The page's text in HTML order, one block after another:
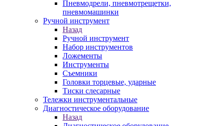
Пневмодрели, пневмотрещетки,
пневмомашинки
Ручной инструмент
Назад
Ручной инструмент
Набор инструментов
Ложементы
Инструменты
Съемники
Головки торцевые, ударные
Тиски слесарные
Тележки инструментальные
Диагностическое оборудование
Назад